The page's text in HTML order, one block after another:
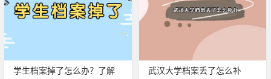
学生档案掉了怎么办？了解
武汉大学档案丢了怎么补